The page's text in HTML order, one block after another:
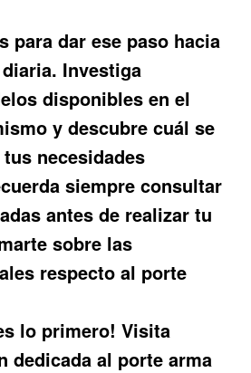
para dar ese paso hacia
Investiga
disponibles en el
y descubre cuál se
necesidades
siempre consultar
antes de realizar tu
sobre las
respecto al porte
lo primero! Visita
dedicada al porte arma